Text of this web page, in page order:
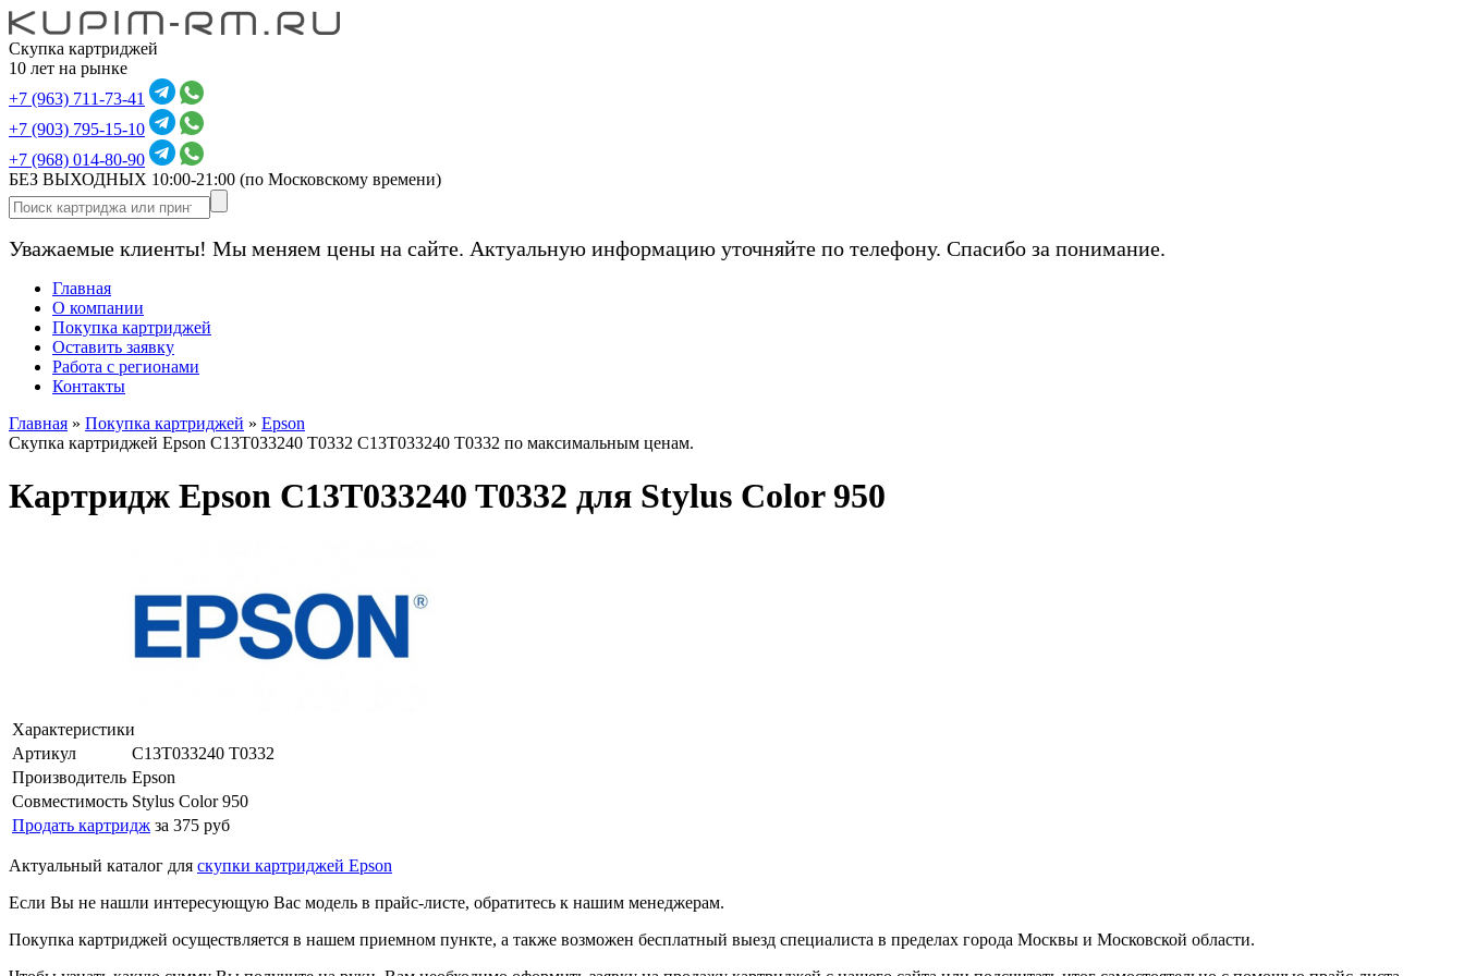
Скупка картриджей
10 лет на рынке
+7 (963) 711-73-41
+7 (903) 795-15-10
+7 (968) 014-80-90
БЕЗ ВЫХОДНЫХ 10:00-21:00 (по Московскому времени)
Уважаемые клиенты! Мы меняем цены на сайте. Актуальную информацию уточняйте по телефону. Спасибо за понимание.
Главная
О компании
Покупка картриджей
Оставить заявку
Работа с регионами
Контакты
Главная » Покупка картриджей » Epson
Скупка картриджей Epson C13T033240 T0332 C13T033240 T0332 по максимальным ценам.
Картридж Epson C13T033240 T0332 для Stylus Color 950
Характеристики
Артикул
C13T033240 T0332
Производитель Epson
Совместимость Stylus Color 950
Продать картридж за 375 руб
Актуальный каталог для скупки картриджей Epson
Если Вы не нашли интересующую Вас модель в прайс-листе, обратитесь к нашим менеджерам.
Покупка картриджей осуществляется в нашем приемном пункте, а также возможен бесплатный выезд специалиста в пределах города Москвы и Московской области.